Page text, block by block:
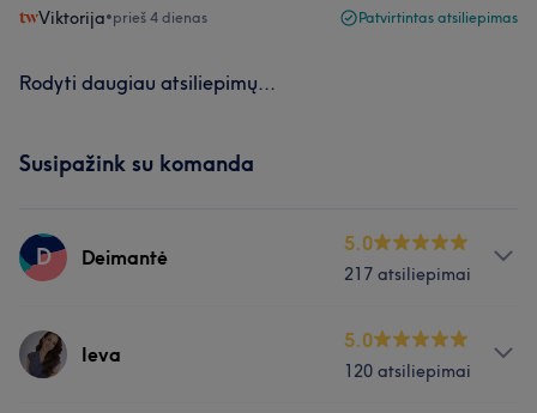
Viktorija•prieš 4 dienas Patvirtintas atsiliepimas
Rodyti daugiau atsiliepimų...
Susipažink su komanda
D Deimantė
5.0
217 atsiliepimai
Paslaugos
Ieva
5.0
120 atsiliepimai